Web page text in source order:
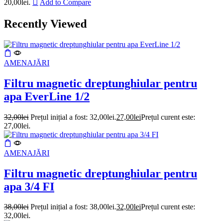
20,00lei. Add to Compare
Recently Viewed
AMENAJĂRI
Filtru magnetic dreptunghiular pentru
apa EverLine 1/2
32,00lei Prețul inițial a fost: 32,00lei.27,00leiPrețul curent este:
27,00lei.
AMENAJĂRI
Filtru magnetic dreptunghiular pentru
apa 3/4 FI
38,00lei Prețul inițial a fost: 38,00lei.32,00leiPrețul curent este:
32,00lei.